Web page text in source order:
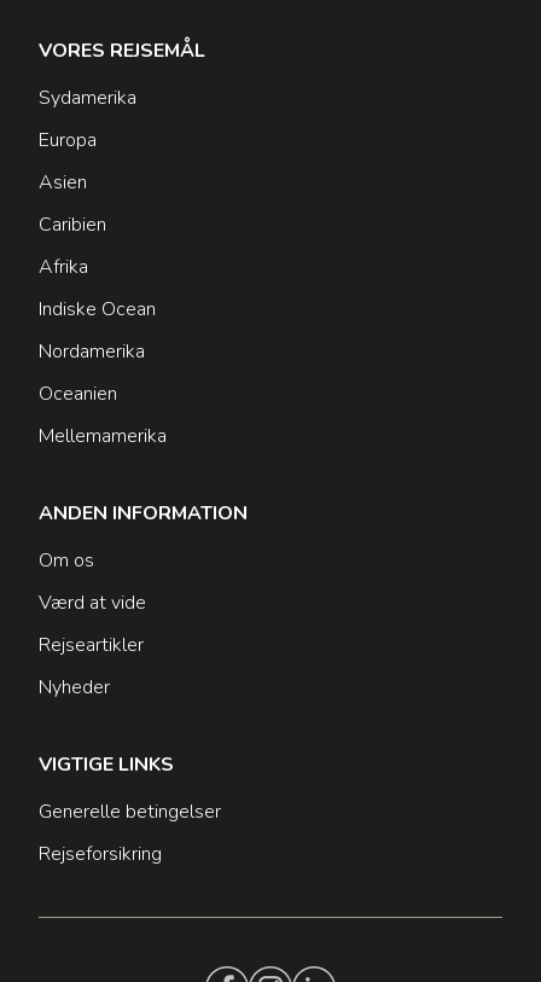
VORES REJSEMÅL
Sydamerika
Europa
Asien
Caribien
Afrika
Indiske Ocean
Nordamerika
Oceanien
Mellemamerika
ANDEN INFORMATION
Om os
Værd at vide
Rejseartikler
Nyheder
VIGTIGE LINKS
Generelle betingelser
Rejseforsikring